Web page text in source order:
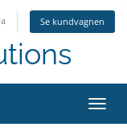
Se kundvagnen
Växla